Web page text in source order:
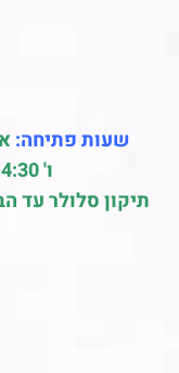
שעות פתיחה:
ו' 08:30-14:30
תיקון סלולר עד